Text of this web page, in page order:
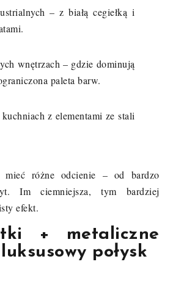
– z białą cegiełką i
wnętrzach – gdzie dominują
paleta barw.
z elementami ze stali
mieć różne odcienie – od bardzo
Im ciemniejsza, tym bardziej
efekt.
+ metaliczne
połysk